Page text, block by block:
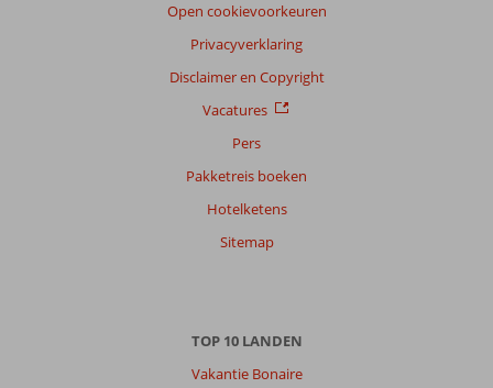
Open cookievoorkeuren
Privacyverklaring
Disclaimer en Copyright
Vacatures
Pers
Pakketreis boeken
Hotelketens
Sitemap
TOP 10 LANDEN
Vakantie Bonaire